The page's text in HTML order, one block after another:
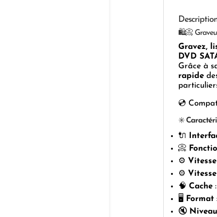
🛍️📀
Gravez,
DVD
Grâce à
rapide
💿
✳️
🔌
📀
⚙️
⚙️
🧠 Cache:
🖥️ Format
🔇